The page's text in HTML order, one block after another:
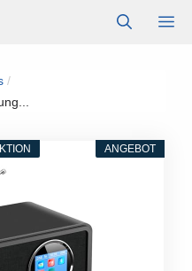
/
ANGEBOT